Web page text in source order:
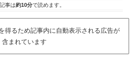
事は約10分で読めます。
得るため記事内に自動表示される広告が
含まれています